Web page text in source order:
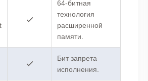
64-битная
технология
расширенной
памяти.
Бит запрета
исполнения.